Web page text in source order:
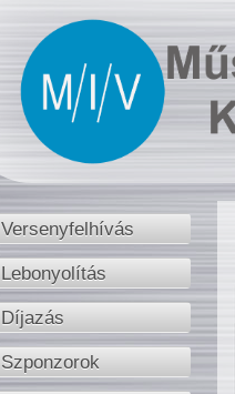
Versenyfelhívás
Lebonyolítás
Díjazás
Szponzorok